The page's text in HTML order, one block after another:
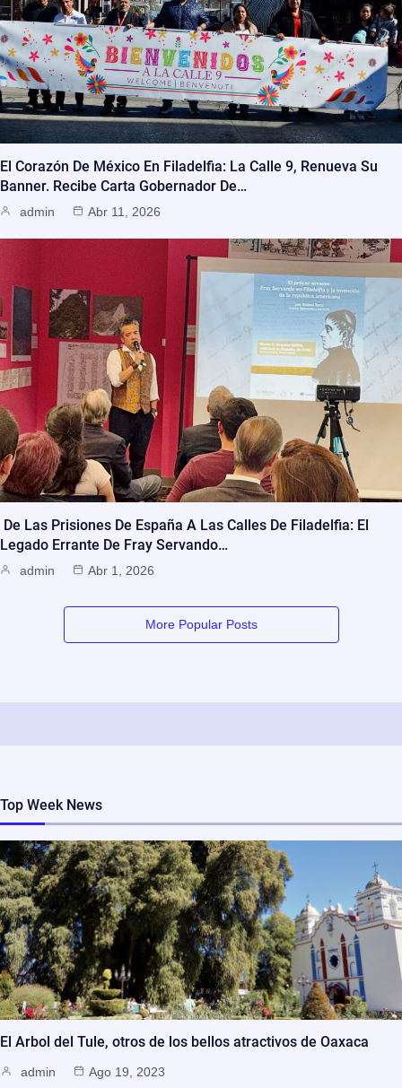
El Corazón De México En Filadelfia: La Calle 9, Renueva Su
Banner. Recibe Carta Gobernador De…
admin Abr 11, 2026
De Las Prisiones De España A Las Calles De Filadelfia: El
Legado Errante De Fray Servando…
admin Abr 1, 2026
More Popular Posts
Top Week News
El Arbol del Tule, otros de los bellos atractivos de Oaxaca
admin Ago 19, 2023